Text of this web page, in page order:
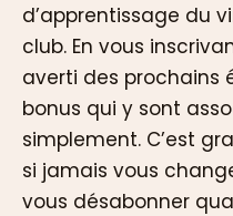
d’apprentissage du
club. En vous
averti des prochains
bonus qui y sont
simplement. C’est
si jamais vous
vous désabonner